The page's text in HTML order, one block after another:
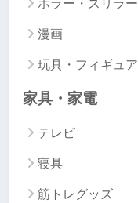
ホラー・スリラー
漫画
玩具・フィギュア
家具・家電
テレビ
寝具
筋トレグッズ